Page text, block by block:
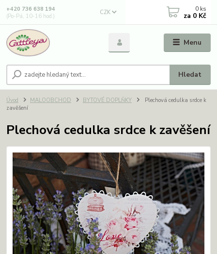
Menu
CZK
Hledat
+420 736 638 194
(Po-Pá, 10-16 hod.)
0 ks
za 0 Kč
Úvod MALOOBCHOD BYTOVÉ DOPLŇKY
Plechová cedulka srdce k
zavěšení
Plechová cedulka srdce k zavěšení